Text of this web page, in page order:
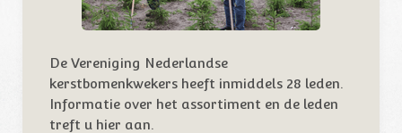
De Vereniging Nederlandse
kerstbomenkwekers heeft inmiddels 28 leden.
Informatie over het assortiment en de leden
treft u hier aan.